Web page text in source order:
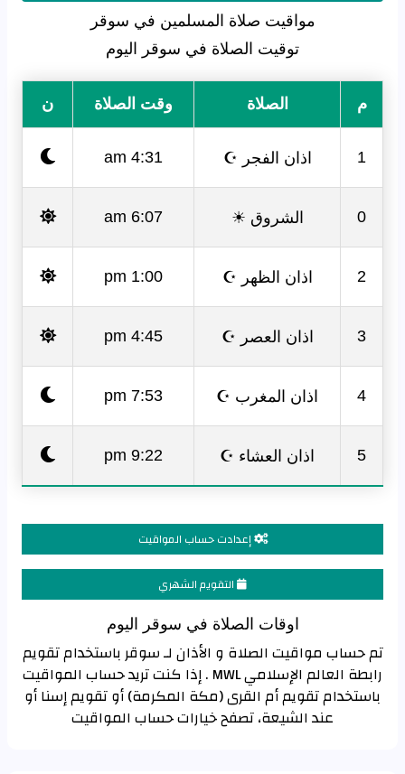
مواقيت صلاة المسلمين في سوقر
توقيت الصلاة في سوقر اليوم
م الصلاة وقت الصلاة ن
1 اذان الفجر ☪ 4:31 am
0 الشروق ☀ 6:07 am
2 اذان الظهر ☪ 1:00 pm
3 اذان العصر ☪ 4:45 pm
4 اذان المغرب ☪ 7:53 pm
5 اذان العشاء ☪ 9:22 pm
إعدادت حساب المواقيت
التقويم الشهري
اوقات الصلاة في سوقر اليوم
تم حساب مواقيت الصلاة و الأذان لـ سوقر باستخدام تقويم
رابطة العالم الإسلامي MWL . إذا كنت تريد حساب المواقيت
باستخدام تقويم أم القرى (مكة المكرمة) أو تقويم إسنا أو
عند الشيعة، تصفح خيارات حساب المواقيت